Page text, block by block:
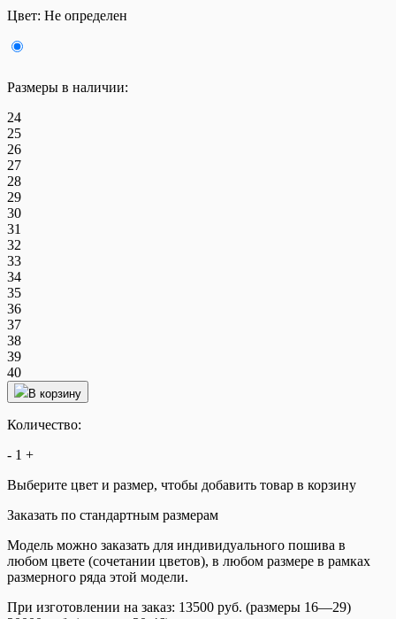
Цвет: Не определен
Размеры в наличии:
24
25
26
27
28
29
30
31
32
33
34
35
36
37
38
39
40
В корзину
Количество:
- 1 +
Выберите цвет и размер, чтобы добавить товар в корзину
Заказать по стандартным размерам
Модель можно заказать для индивидуального пошива в
любом цвете (сочетании цветов), в любом размере в рамках
размерного ряда этой модели.
При изготовлении на заказ: 13500 руб. (размеры 16—29)